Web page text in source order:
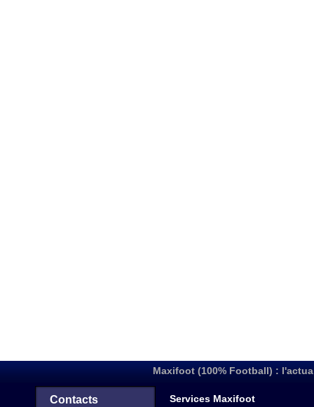
Maxifoot (100% Football) :
Contacts Services Maxifoot